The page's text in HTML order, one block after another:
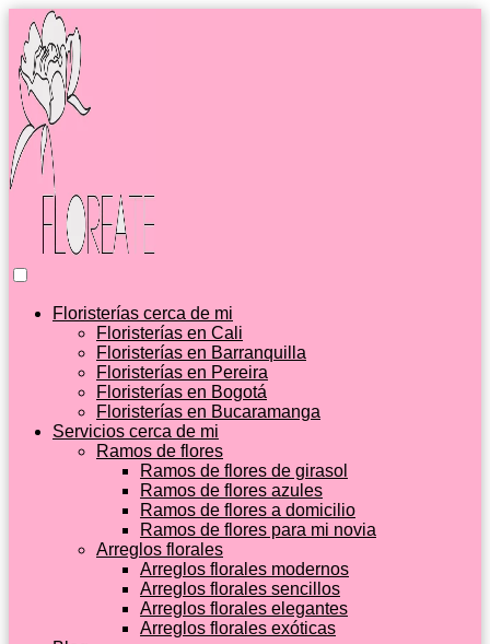
Floristerías cerca de mi
Floristerías en Cali
Floristerías en Barranquilla
Floristerías en Pereira
Floristerías en Bogotá
Floristerías en Bucaramanga
Servicios cerca de mi
Ramos de flores
Ramos de flores de girasol
Ramos de flores azules
Ramos de flores a domicilio
Ramos de flores para mi novia
Arreglos florales
Arreglos florales modernos
Arreglos florales sencillos
Arreglos florales elegantes
Arreglos florales exóticas